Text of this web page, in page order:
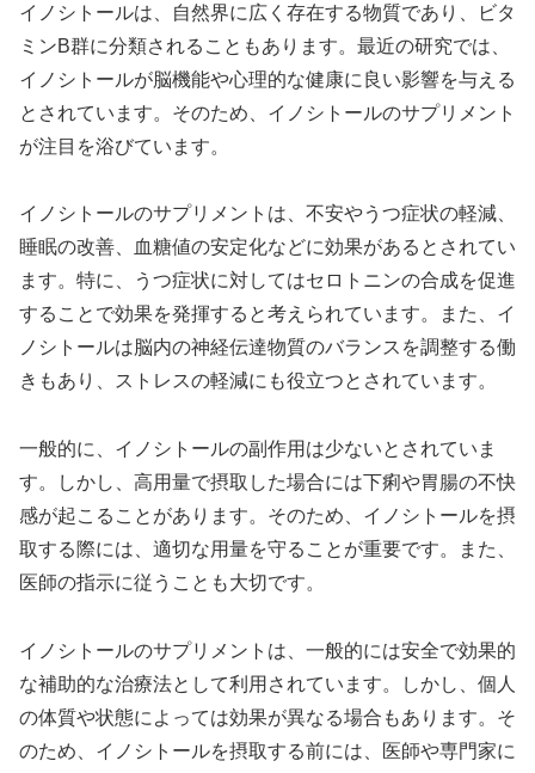
イノシトールは、自然界に広く存在する物質であり、ビタ
ミンB群に分類されることもあります。最近の研究では、
イノシトールが脳機能や心理的な健康に良い影響を与える
とされています。そのため、イノシトールのサプリメント
が注目を浴びています。
イノシトールのサプリメントは、不安やうつ症状の軽減、
睡眠の改善、血糖値の安定化などに効果があるとされてい
ます。特に、うつ症状に対してはセロトニンの合成を促進
することで効果を発揮すると考えられています。また、イ
ノシトールは脳内の神経伝達物質のバランスを調整する働
きもあり、ストレスの軽減にも役立つとされています。
一般的に、イノシトールの副作用は少ないとされていま
す。しかし、高用量で摂取した場合には下痢や胃腸の不快
感が起こることがあります。そのため、イノシトールを摂
取する際には、適切な用量を守ることが重要です。また、
医師の指示に従うことも大切です。
イノシトールのサプリメントは、一般的には安全で効果的
な補助的な治療法として利用されています。しかし、個人
の体質や状態によっては効果が異なる場合もあります。そ
のため、イノシトールを摂取する前には、医師や専門家に